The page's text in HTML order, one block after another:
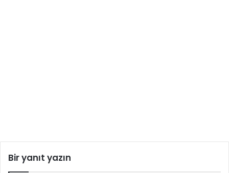
Bir yanıt yazın